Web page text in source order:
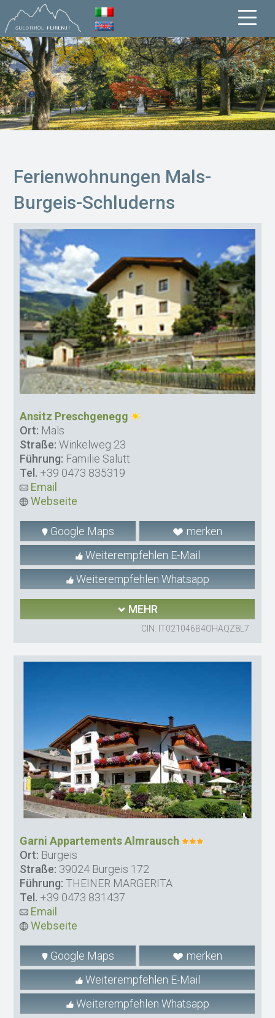
Ferienwohnungen Mals-
Burgeis-Schluderns
Ansitz Preschgenegg
Ort: Mals
Straße: Winkelweg 23
Führung: Familie Salutt
Tel. +39 0473 835319
Email
Webseite
Google Maps
merken
Weiterempfehlen E-Mail
Weiterempfehlen Whatsapp
MEHR
CIN: IT021046B4OHAQZ8L7
Garni Appartements Almrausch
Ort: Burgeis
Straße: 39024 Burgeis 172
Führung: THEINER MARGERITA
Tel. +39 0473 831437
Email
Webseite
Google Maps
merken
Weiterempfehlen E-Mail
Weiterempfehlen Whatsapp